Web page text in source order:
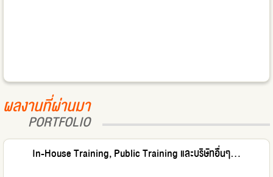
ผลงานที่ผ่านมา
PORTFOLIO
In-House Training, Public Training และบริษัทอื่นๆ...